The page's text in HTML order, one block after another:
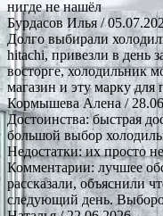
нигде не нашёл
Бурдасов Илья/
Долго выбирали
hitachi, привезли в день
восторге, холодильник
магазин и эту марку для
Кормышева Алена /
Достоинства: быстрая
большой выбор
Недостатки: их просто
Комментарии: лучшее
рассказали, объяснили
следующий день.